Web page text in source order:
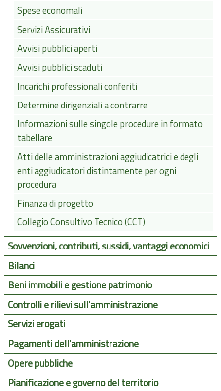
Spese economali
Servizi Assicurativi
Avvisi pubblici aperti
Avvisi pubblici scaduti
Incarichi professionali conferiti
Determine dirigenziali a contrarre
Informazioni sulle singole procedure in formato
tabellare
Atti delle amministrazioni aggiudicatrici e degli
enti aggiudicatori distintamente per ogni
procedura
Finanza di progetto
Collegio Consultivo Tecnico (CCT)
Sovvenzioni, contributi, sussidi, vantaggi economici
Bilanci
Beni immobili e gestione patrimonio
Controlli e rilievi sull'amministrazione
Servizi erogati
Pagamenti dell'amministrazione
Opere pubbliche
Pianificazione e governo del territorio